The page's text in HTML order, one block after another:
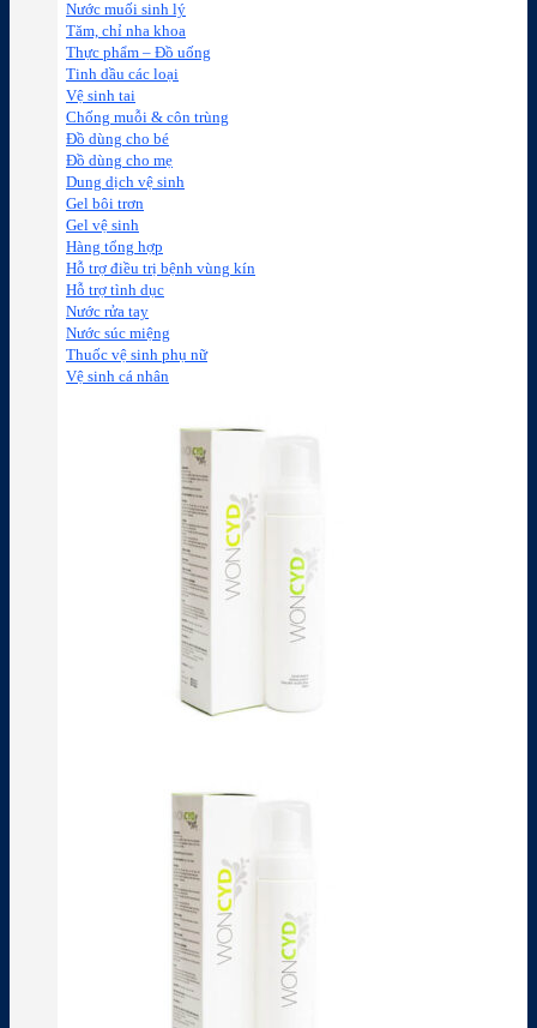
Nước muối sinh lý
Tăm, chỉ nha khoa
Thực phẩm – Đồ uống
Tinh dầu các loại
Vệ sinh tai
Chống muỗi & côn trùng
Đồ dùng cho bé
Đồ dùng cho mẹ
Dung dịch vệ sinh
Gel bôi trơn
Gel vệ sinh
Hàng tổng hợp
Hỗ trợ điều trị bệnh vùng kín
Hỗ trợ tình dục
Nước rửa tay
Nước súc miệng
Thuốc vệ sinh phụ nữ
Vệ sinh cá nhân